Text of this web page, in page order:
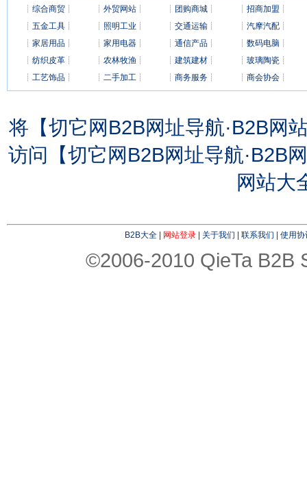
┊ 综合商贸 ┊ ┊ 外贸网站 ┊ ┊ 团购商城 ┊ ┊ 招商加盟 ┊
┊ 五金工具 ┊ ┊ 照明工业 ┊ ┊ 交通运输 ┊ ┊ 汽摩汽配┊
┊ 家居用品 ┊ ┊ 家用电器 ┊ ┊ 通信产品 ┊ ┊ 数码电脑 ┊
┊ 纺织皮革 ┊ ┊ 农林牧渔 ┊ ┊ 建筑建材 ┊ ┊ 玻璃陶瓷┊
┊ 工艺饰品 ┊ ┊ 二手加工 ┊ ┊ 商务服务 ┊ ┊ 商会协会┊
将【切它网B2B网址导航·B2B网
访问【切它网B2B网址导航·B2B
网站大
B2B大全| 网站登录| 关于我们 联系我们 使用协
©2006-2010 QieTa B2B